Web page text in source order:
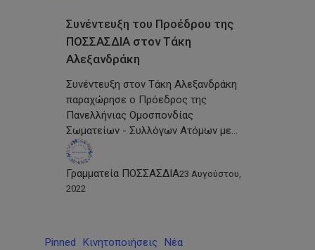
Συνέντευξη του Προέδρου της
ΠΟΣΣΑΣΔΙΑ στον Τάκη
Αλεξανδράκη
Συνέντευξη στον Τάκη Αλεξανδράκη
παραχώρησε ο Πρόεδρος της
Πανελλήνιας Ομοσπονδίας
Σωματείων - Συλλόγων Ατόμων με…
Γραμματεία ΠΟΣΣΑΣΔΙΑ23 Αυγούστου,
2022
Pinned Κινητοποιήσεις Νέα